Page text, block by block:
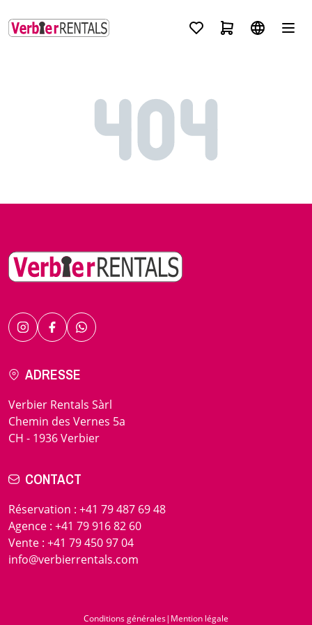
ADRESSE
Verbier Rentals Sàrl
Chemin des Vernes 5a
CH - 1936 Verbier
CONTACT
Réservation : +41 79 487 69 48
Agence : +41 79 916 82 60
Vente : +41 79 450 97 04
info@verbierrentals.com
Conditions générales| Mention légale